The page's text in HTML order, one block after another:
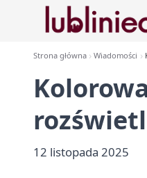
Strona główna Wiadomości
12 listopada 2025